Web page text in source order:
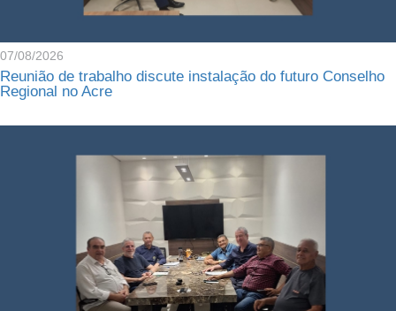
07/08/2026
Reunião de trabalho discute instalação do futuro Conselho
Regional no Acre